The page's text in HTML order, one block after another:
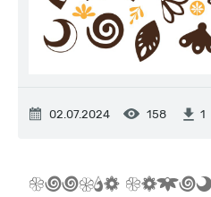
02.07.2024 158 1